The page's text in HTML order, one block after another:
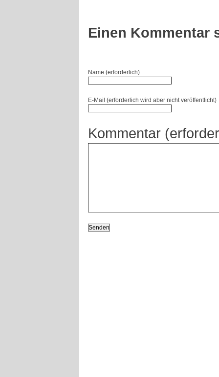
Einen Kommentar
Name (erforderlich)
E-Mail (erforderlich wird aber nicht veröffentlicht)
Kommentar